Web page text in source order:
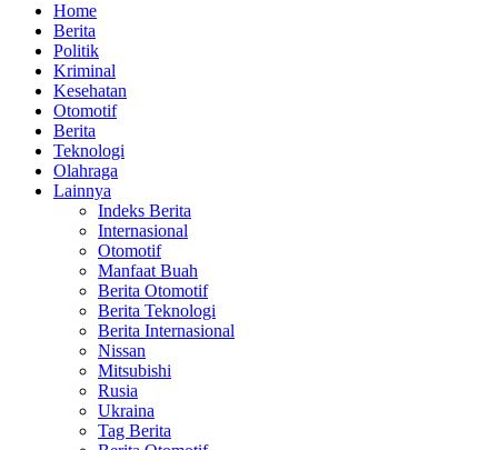
Home
Berita
Politik
Kriminal
Kesehatan
Otomotif
Berita
Teknologi
Olahraga
Lainnya
Indeks Berita
Internasional
Otomotif
Manfaat Buah
Berita Otomotif
Berita Teknologi
Berita Internasional
Nissan
Mitsubishi
Rusia
Ukraina
Tag Berita